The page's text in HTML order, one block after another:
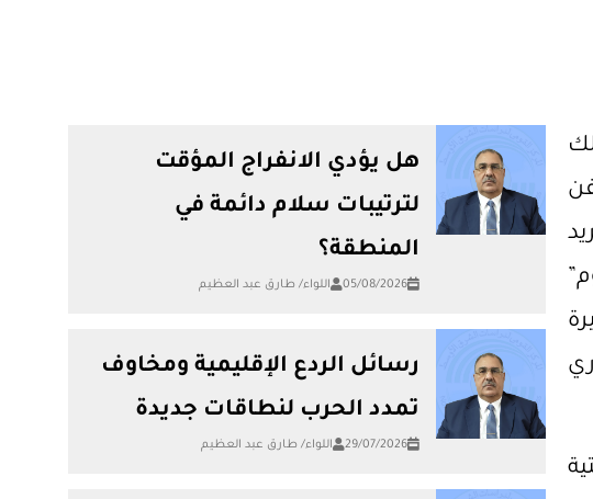
هل يؤدي الانفراج المؤقت
لترتيبات سلام دائمة في
المنطقة؟
05/08/2026 اللواء/ طارق عبد العظيم
رسائل الردع الإقليمية ومخاوف
تمدد الحرب لنطاقات جديدة
29/07/2026 اللواء/ طارق عبد العظيم